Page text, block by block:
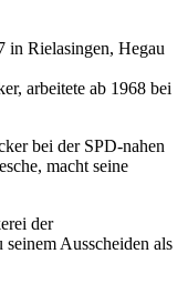
in Rielasingen, Hegau
arbeitete ab 1968 bei
bei der SPD-nahen
macht seine
der
Ausscheiden als